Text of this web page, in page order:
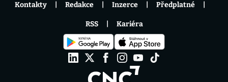
Kontakty Redakce Inzerce Předplatné
RSS Kariéra